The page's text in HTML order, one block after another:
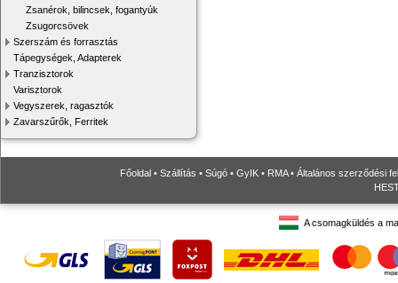
Zsanérok, bilincsek, fogantyúk
Zsugorcsövek
Szerszám és forrasztás
Tápegységek, Adapterek
Tranzisztorok
Varisztorok
Vegyszerek, ragasztók
Zavarszűrők, Ferritek
Főoldal • Szállítás • Súgó • GyIK • RMA• Általános szerződési
A csomagküldés a